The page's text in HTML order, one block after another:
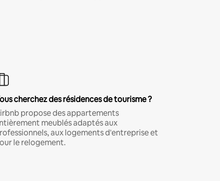
cherchez des résidences de tourisme ?
propose des appartements
meublés adaptés aux
aux logements d'entreprise et
le relogement.